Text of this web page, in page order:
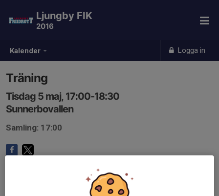
Kalender Logga in
Ljungby FIK
2016
Träning
Tisdag 5 maj, 17:00-18:30
Sunnerbovallen
Samling: 17:00